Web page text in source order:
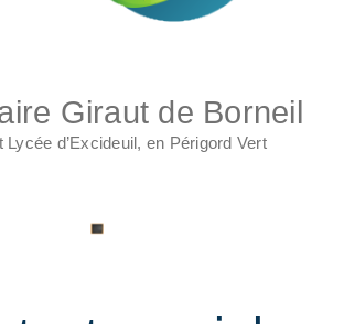
Giraut de Borneil
Lycée d’Excideuil, en Périgord Vert